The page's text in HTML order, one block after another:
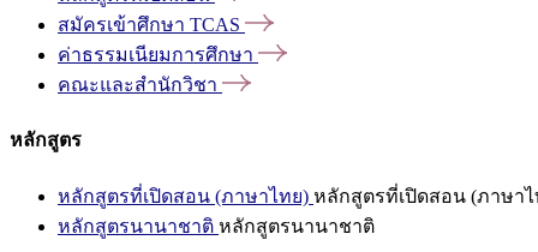
สมัครเข้าศึกษา TCAS
ค่าธรรมเนียมการศึกษา
คณะและสำนักวิชา
หลักสูตร
หลักสูตรที่เปิดสอน (ภาษาไทย) หลักสูตรที่เปิดสอน (ภาษาไ
หลักสูตรนานาชาติ หลักสูตรนานาชาติ